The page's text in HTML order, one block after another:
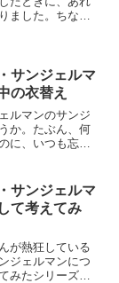
ました。ちなみ
はほ...
サンジェルマ
の衣替え
ルマンのサンジ
か。たぶん、何
に、いつも忘れ
、パリ・サンジ
イ...
サンジェルマ
て考えてみ
が熱狂している
ジェルマンにつ
みたシリーズ。